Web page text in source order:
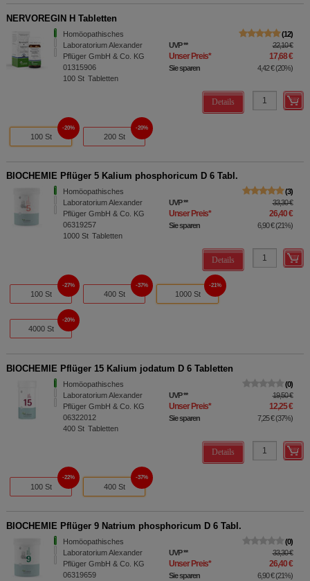
NERVOREGIN H Tabletten
Homöopathisches
Laboratorium Alexander
Pflüger GmbH & Co. KG
01315906
100 St Tabletten
12
UVP** 22,10 €
Unser Preis* 17,68 €
Sie sparen 4,42 €(20%)
Details
100 St
20%
200 St
20%
BIOCHEMIE Pflüger 5 Kalium phosphoricum D 6 Tabl.
Homöopathisches
Laboratorium Alexander
Pflüger GmbH & Co. KG
06319257
1000 St Tabletten
3
UVP** 33,30 €
Unser Preis* 26,40 €
Sie sparen 6,90 €(21%)
Details
100 St
27%
400 St
37%
1000 St
21%
4000 St
20%
BIOCHEMIE Pflüger 15 Kalium jodatum D 6 Tabletten
Homöopathisches
Laboratorium Alexander
Pflüger GmbH & Co. KG
06322012
400 St Tabletten
0
UVP** 19,50 €
Unser Preis* 12,25 €
Sie sparen 7,25 €(37%)
Details
100 St
22%
400 St
37%
BIOCHEMIE Pflüger 9 Natrium phosphoricum D 6 Tabl.
Homöopathisches
Laboratorium Alexander
Pflüger GmbH & Co. KG
06319659
0
UVP** 33,30 €
Unser Preis* 26,40 €
Sie sparen 6,90 €(21%)